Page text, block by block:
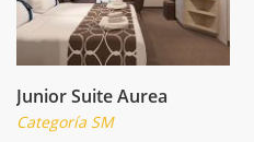
Junior Suite Aurea
Categoría SM